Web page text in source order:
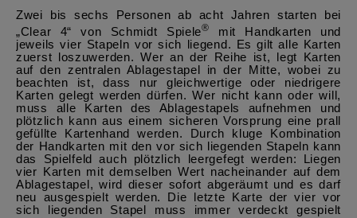
Zwei bis sechs Personen ab acht Jahren starten bei
„Clear 4“ von Schmidt Spiele®
mit Handkarten und
jeweils vier Stapeln vor sich liegend. Es gilt alle Karten
zuerst loszuwerden. Wer an der Reihe ist, legt Karten
auf den zentralen Ablagestapel in der Mitte, wobei zu
beachten ist, dass nur gleichwertige oder niedrigere
Karten gelegt werden dürfen. Wer nicht kann oder will,
muss alle Karten des Ablagestapels aufnehmen und
plötzlich kann aus einem sicheren Vorsprung eine prall
gefüllte Kartenhand werden. Durch kluge Kombination
der Handkarten mit den vor sich liegenden Stapeln kann
das Spielfeld auch plötzlich leergefegt werden: Liegen
vier Karten mit demselben Wert nacheinander auf dem
Ablagestapel, wird dieser sofort abgeräumt und es darf
neu ausgespielt werden. Die letzte Karte der vier vor
sich liegenden Stapel muss immer verdeckt gespielt